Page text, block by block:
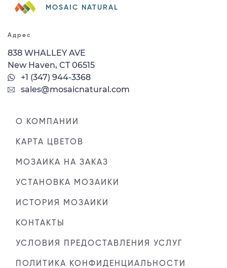
MOSAIC NATURAL
Адрес
838 WHALLEY AVE
New Haven, CT 06515
+1 (347) 944-3368
sales@mosaicnatural.com
О КОМПАНИИ
КАРТА ЦВЕТОВ
МОЗАИКА НА ЗАКАЗ
УСТАНОВКА МОЗАИКИ
ИСТОРИЯ МОЗАИКИ
КОНТАКТЫ
УСЛОВИЯ ПРЕДОСТАВЛЕНИЯ УСЛУГ
ПОЛИТИКА КОНФИДЕНЦИАЛЬНОСТИ